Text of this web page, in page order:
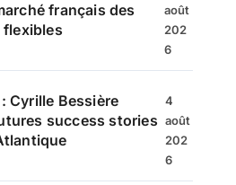
français des
flexibles
août
202
6
Cyrille Bessière
success stories
4
août
202
6